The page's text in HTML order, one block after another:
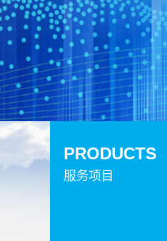
服务项目
PRODUCTS